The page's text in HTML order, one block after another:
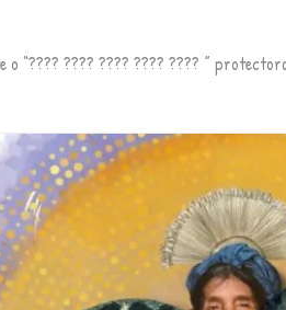
“???? ???? ???? ???? ???? ”